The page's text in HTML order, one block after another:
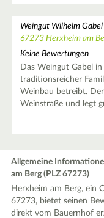
Weingut Wilhelm Gabel
67273 Herxheim am
Keine Bewertungen
Das Weingut Gabel
traditionsreicher
Weinbau betreibt.
Weinstraße und legt
Allgemeine
am Berg (PLZ 67273)
Herxheim am Berg, ein
67273, bietet seinen
direkt vom Bauernhof